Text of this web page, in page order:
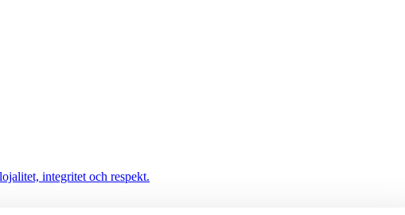
integritet och respekt.